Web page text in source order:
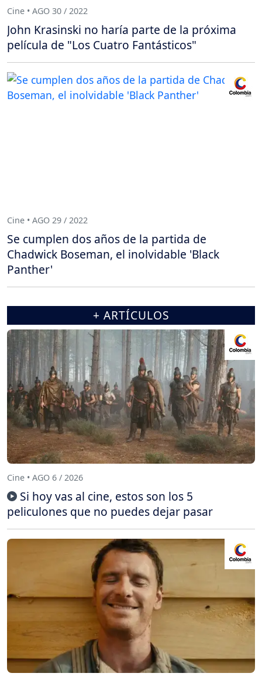
Cine • AGO 30 / 2022
John Krasinski no haría parte de la próxima
película de "Los Cuatro Fantásticos"
Cine • AGO 29 / 2022
Se cumplen dos años de la partida de
Chadwick Boseman, el inolvidable 'Black
Panther'
+ ARTÍCULOS
Cine • AGO 6 / 2026
Si hoy vas al cine, estos son los 5
peliculones que no puedes dejar pasar